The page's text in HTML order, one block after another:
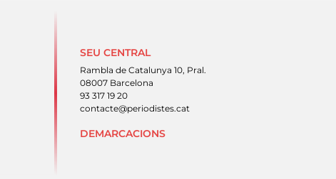
SEU CENTRAL
Rambla de Catalunya 10, Pral.
08007 Barcelona
93 317 19 20
contacte@periodistes.cat
DEMARCACIONS